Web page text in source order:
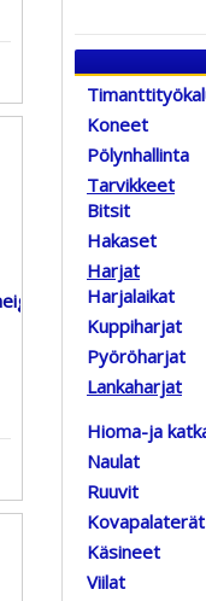
Koneet
Pölynhallinta
Tarvikkeet
Bitsit
Hakaset
Harjat
Harjalaikat
Kuppiharjat
Pyöröharjat
Lankaharjat
Hioma-ja
Naulat
Ruuvit
Kovapalaterät
Käsineet
Viilat